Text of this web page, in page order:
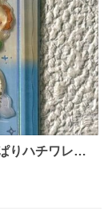
りハチワレの
「エ゛ッ!?(い
すぎる。